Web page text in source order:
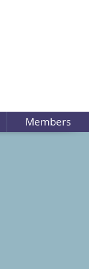
Members